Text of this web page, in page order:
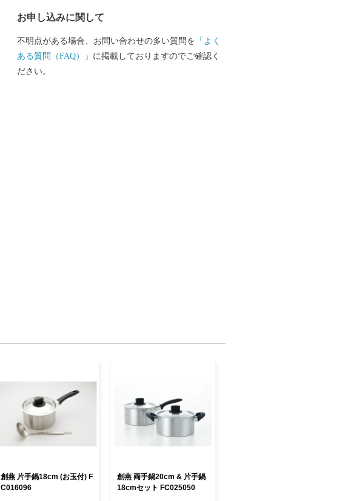
お申し込みに関して
不明点がある場合、お問い合わせの多い質問を 「よく
ある質問（FAQ）」 に掲載しておりますのでご確認く
ださい。
創燕 片手鍋18cm (お玉付) F
C016096
創燕 両手鍋20cm & 片手鍋
18cmセット FC025050